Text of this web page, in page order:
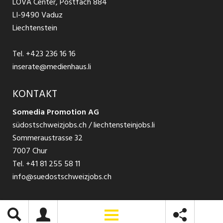
Jobs in der Südostschweiz
Temporär Jobs
Teilzeit Jobs
Praktikum
Ratgeber Bewerbung / Rekrutierung
Datenschutzbestimmungen
Nutzungsbedingungen
Impressum
LI-9490 Vaduz
Liechtenstein
Tel. +423 236 16 16
inserate@medienhaus.li
KONTAKT
Somedia Promotion AG
südostschweizjobs.ch / liechtensteinjobs.li
Sommeraustrasse 32
7007 Chur
Tel. +41 81 255 58 11
info@suedostschweizjobs.ch